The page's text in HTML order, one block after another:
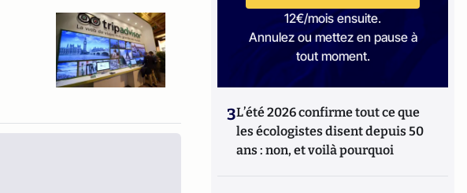
12€/mois ensuite.
Annulez ou mettez en pause à
tout moment.
3L’été 2026 confirme tout ce que
les écologistes disent depuis 50
ans : non, et voilà pourquoi